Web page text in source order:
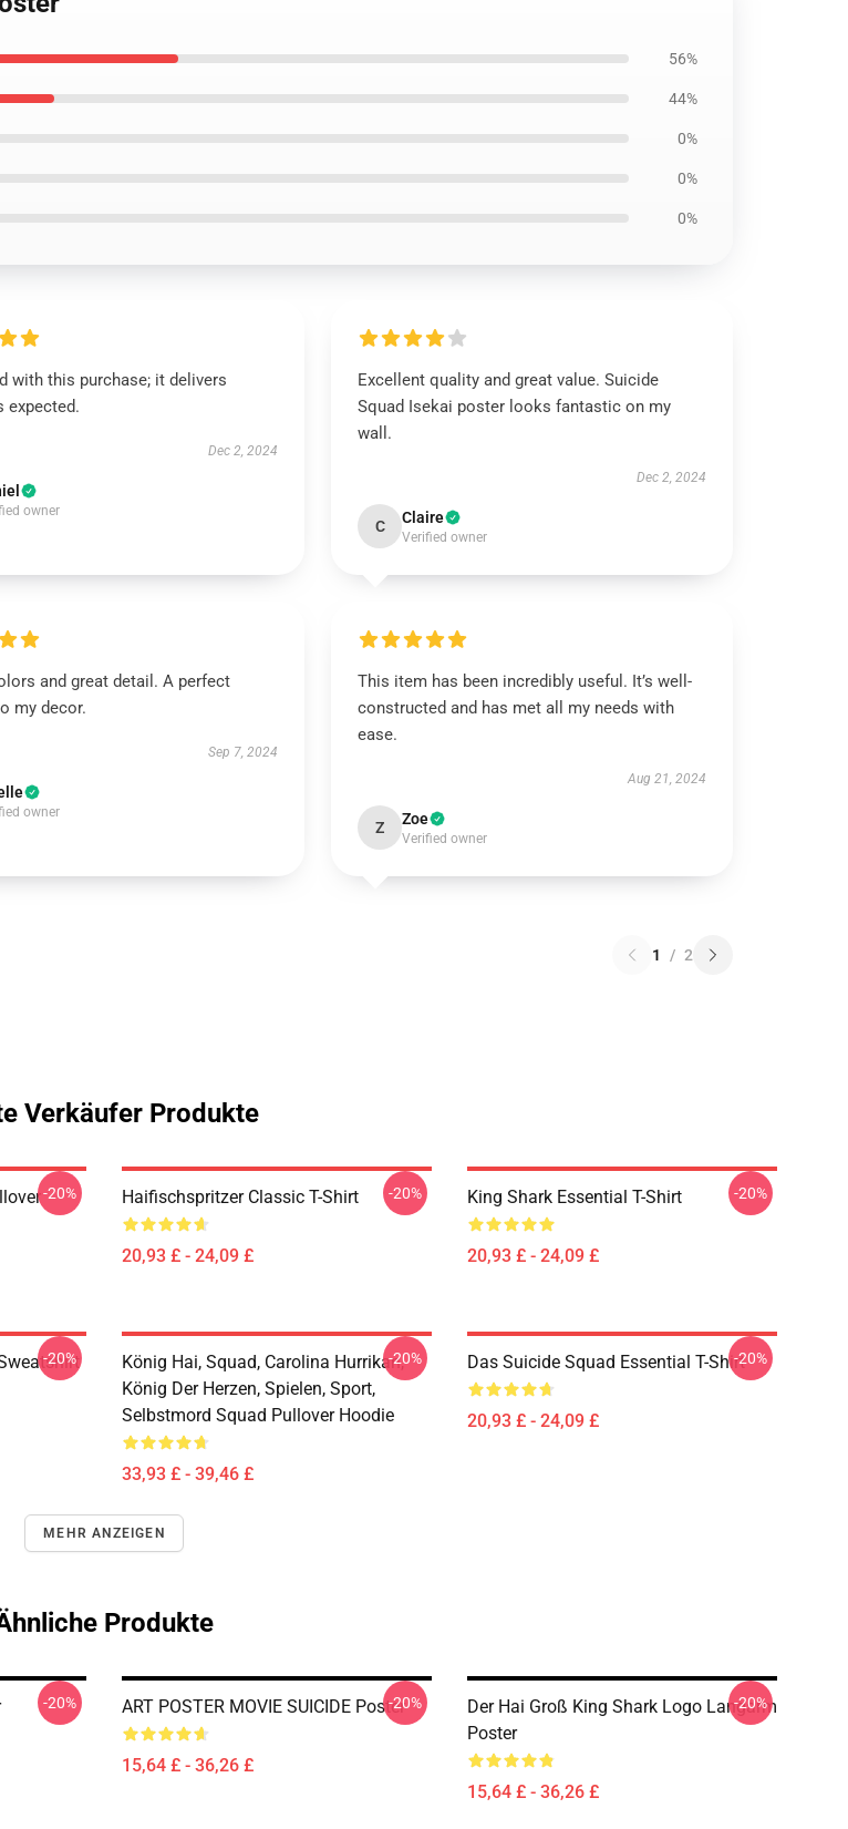
56%
44%
0%
0%
0%
with this purchase; it delivers
expected.
Dec 2, 2024
owner
Excellent quality and great value. Suicide
Squad Isekai poster looks fantastic on my
wall.
Dec 2, 2024
C Claire
Verified owner
and great detail. A perfect
my decor.
Sep 7, 2024
owner
This item has been incredibly useful. It’s well-
constructed and has met all my needs with
ease.
Aug 21, 2024
Z Zoe
Verified owner
1 / 2
Verkäufer Produkte
-20% Haifischspritzer Classic T-Shirt
20,93 £ - 24,09 £
-20% King Shark Essential T-Shirt
20,93 £ - 24,09 £
-20%
-20%
König Hai, Squad, Carolina Hurrikan,
König Der Herzen, Spielen, Sport,
Selbstmord Squad Pullover Hoodie
33,93 £ - 39,46 £
-20% Das Suicide Squad Essential T-Shirt
20,93 £ - 24,09 £
-20%
MEHR ANZEIGEN
Produkte
-20% ART POSTER MOVIE SUICIDE Poster
15,64 £ - 36,26 £
-20%
Der Hai Groß King Shark Logo Langarm
Poster
15,64 £ - 36,26 £
-20%